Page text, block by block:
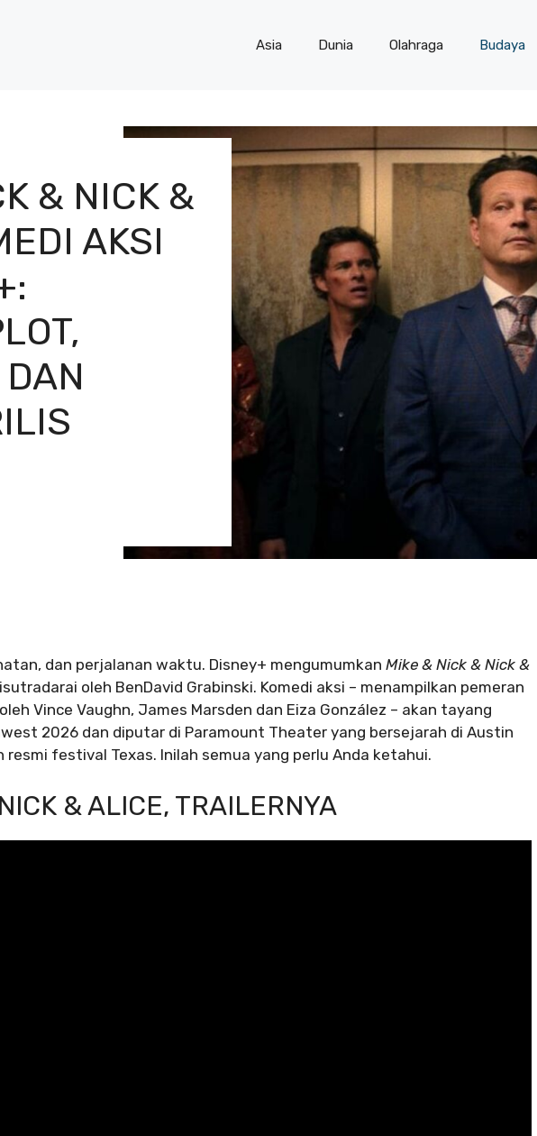
Asia Dunia Olahraga Budaya
& NICK &
AKSI
dan perjalanan waktu. Disney+ mengumumkan Mike & Nick & Nick &
oleh BenDavid Grabinski. Komedi aksi – menampilkan pemeran
Vince Vaughn, James Marsden dan Eiza González – akan tayang
2026 dan diputar di Paramount Theater yang bersejarah di Austin
resmi festival Texas. Inilah semua yang perlu Anda ketahui.
& ALICE, TRAILERNYA